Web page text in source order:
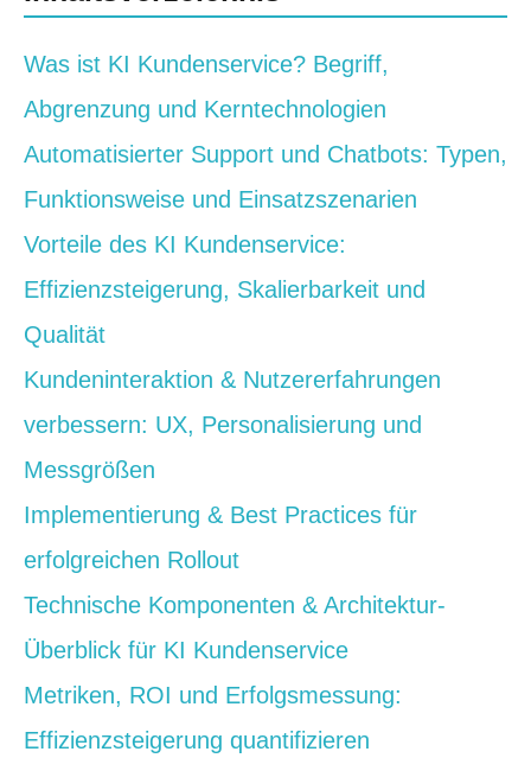
Was ist KI Kundenservice? Begriff,
Abgrenzung und Kerntechnologien
Automatisierter Support und Chatbots: Typen,
Funktionsweise und Einsatzszenarien
Vorteile des KI Kundenservice:
Effizienzsteigerung, Skalierbarkeit und
Qualität
Kundeninteraktion & Nutzererfahrungen
verbessern: UX, Personalisierung und
Messgrößen
Implementierung & Best Practices für
erfolgreichen Rollout
Technische Komponenten & Architektur-
Überblick für KI Kundenservice
Metriken, ROI und Erfolgsmessung:
Effizienzsteigerung quantifizieren